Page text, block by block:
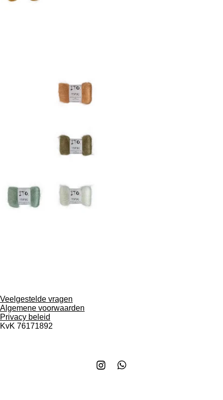
Veelgestelde vragen
Algemene voorwaarden
Privacy beleid
KvK 76171892
I
W